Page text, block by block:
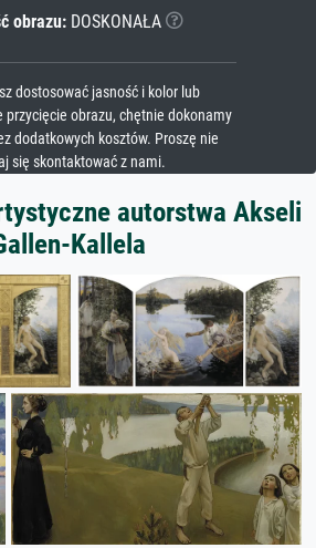
obrazu:DOSKONAŁA
dostosować jasność i kolor lub
przycięcie obrazu, chętnie dokonamy
dodatkowych kosztów. Proszę nie
się skontaktować z nami.
autorstwa Akseli
Kallela